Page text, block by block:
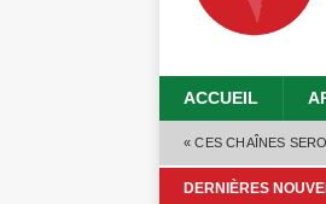
ACCUEIL
« CES CHAÎNES
DERNIÈRES